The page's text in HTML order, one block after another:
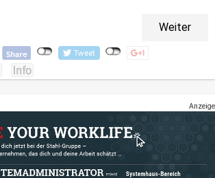
Weiter
Anzeige